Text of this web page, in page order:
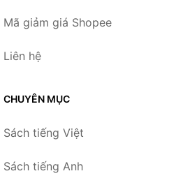
Mã giảm giá Shopee
Liên hệ
CHUYÊN MỤC
Sách tiếng Việt
Sách tiếng Anh